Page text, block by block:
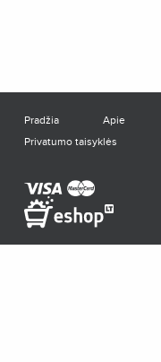
Pradžia Apie
Privatumo taisyklės